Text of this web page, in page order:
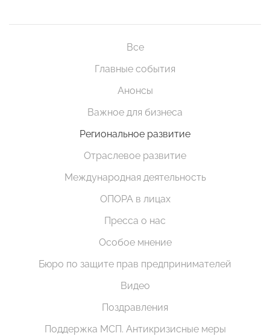
Все
Главные события
Анонсы
Важное для бизнеса
Региональное развитие
Отраслевое развитие
Международная деятельность
ОПОРА в лицах
Пресса о нас
Особое мнение
Бюро по защите прав предпринимателей
Видео
Поздравления
Поддержка МСП. Антикризисные меры